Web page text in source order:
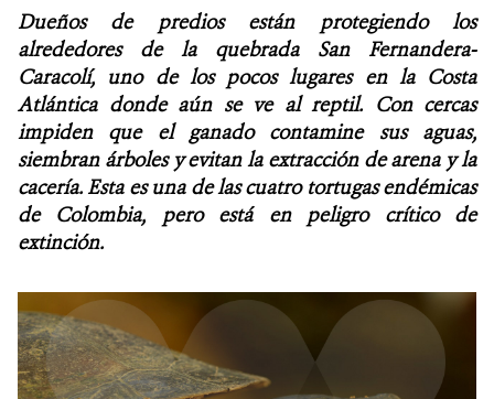
NOTICIAS
WCS VISUAL
PUBLICACIONES
ALIADOS Y ALIANZAS
COBERTURA EN MEDIOS DE COMUNICACIÓN
INFORME ANUAL WCS
MECANISMO DE ATENCIÓN DE QUEJAS Y RECLAMOS
Dueños de predios están protegiendo los
alrededores de la quebrada San Fernandera-
Caracolí, uno de los pocos lugares en la Costa
Atlántica donde aún se ve al reptil. Con cercas
impiden que el ganado contamine sus aguas,
siembran árboles y evitan la extracción de arena y la
cacería. Esta es una de las cuatro tortugas endémicas
de Colombia, pero está en peligro crítico de
extinción.